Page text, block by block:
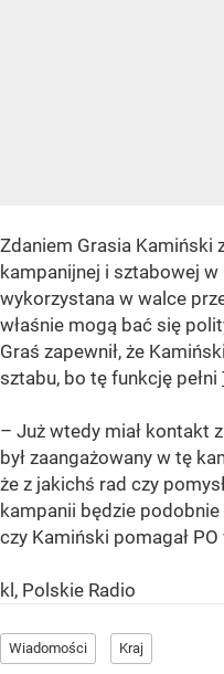
Zdaniem Grasia Kamiński
kampanijnej i sztabowej
wykorzystana w walce
właśnie mogą bać się
Graś zapewnił, że
sztabu, bo tę funkcję pełni
– Już wtedy miał kontakt
był zaangażowany w tę
że z jakichś rad czy
kampanii będzie
czy Kamiński pomagał
kl, Polskie Radio
Wiadomości Kraj